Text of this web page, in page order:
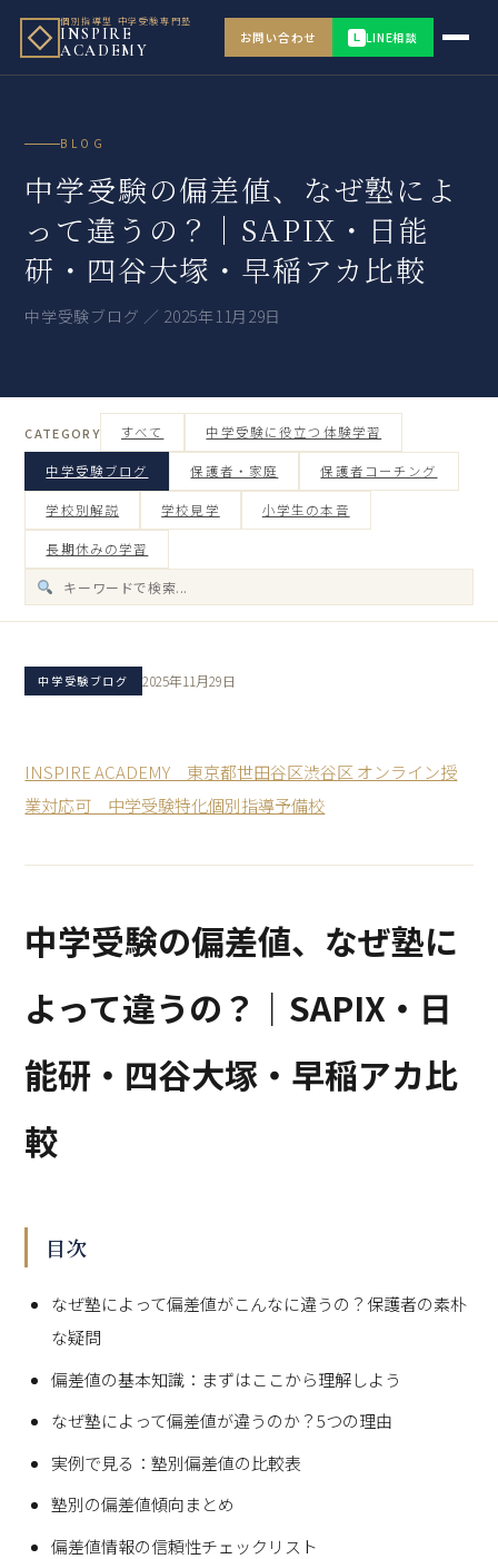
個別指導型 中学受験専門塾
INSPIRE
ACADEMY
お問い合わせ L LINE相談
BLOG
中学受験の偏差値、なぜ塾によ
って違うの？｜SAPIX・日能
研・四谷大塚・早稲アカ比較
中学受験ブログ ／ 2025年11月29日
CATEGORY すべて 中学受験に役立つ体験学習
中学受験ブログ 保護者・家庭 保護者コーチング
学校別解説 学校見学 小学生の本音
長期休みの学習
中学受験ブログ 2025年11月29日
INSPIRE ACADEMY 東京都世田谷区渋谷区 オンライン授
業対応可 中学受験特化個別指導予備校
中学受験の偏差値、なぜ塾に
よって違うの？｜SAPIX・日
能研・四谷大塚・早稲アカ比
較
目次
なぜ塾によって偏差値がこんなに違うの？保護者の素朴
な疑問
偏差値の基本知識：まずはここから理解しよう
なぜ塾によって偏差値が違うのか？5つの理由
実例で見る：塾別偏差値の比較表
塾別の偏差値傾向まとめ
偏差値情報の信頼性チェックリスト